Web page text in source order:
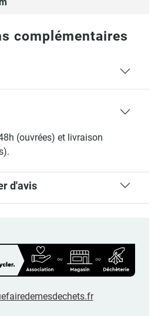
complémentaires
(ouvrées) et livraison
d'avis